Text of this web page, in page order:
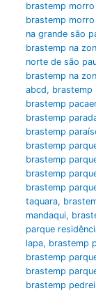
brastemp
brastemp
na grande são
brastemp na
norte de são
brastemp na
abcd, brastemp
brastemp
brastemp
brastemp
brastemp
brastemp
brastemp
brastemp
taquara,
mandaqui,
parque
lapa, brastemp
brastemp
brastemp
brastemp